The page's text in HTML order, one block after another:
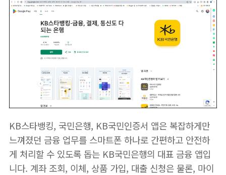
KB스타뱅킹, 국민은행, KB국민인증서 앱은 복잡하게만
느껴졌던 금융 업무를 스마트폰 하나로 간편하고 안전하
게 처리할 수 있도록 돕는 KB국민은행의 대표 금융 앱입
니다. 계좌 조회, 이체, 상품 가입, 대출 신청은 물론, 마이